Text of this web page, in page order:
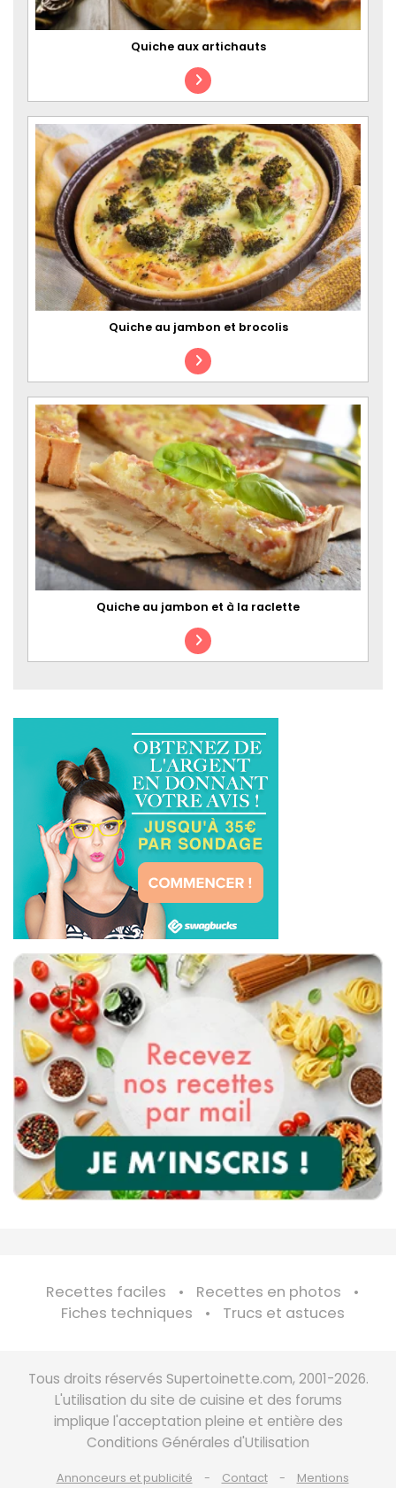
Quiche aux artichauts
Quiche au jambon et brocolis
Quiche au jambon et à la raclette
Recettes faciles
Recettes en photos
Fiches techniques
Trucs et astuces
Tous droits réservés Supertoinette.com, 2001-2026.
L'utilisation du site de cuisine et des forums
implique l'acceptation pleine et entière des
Conditions Générales d'Utilisation
Annonceurs et publicité Contact
Mentions